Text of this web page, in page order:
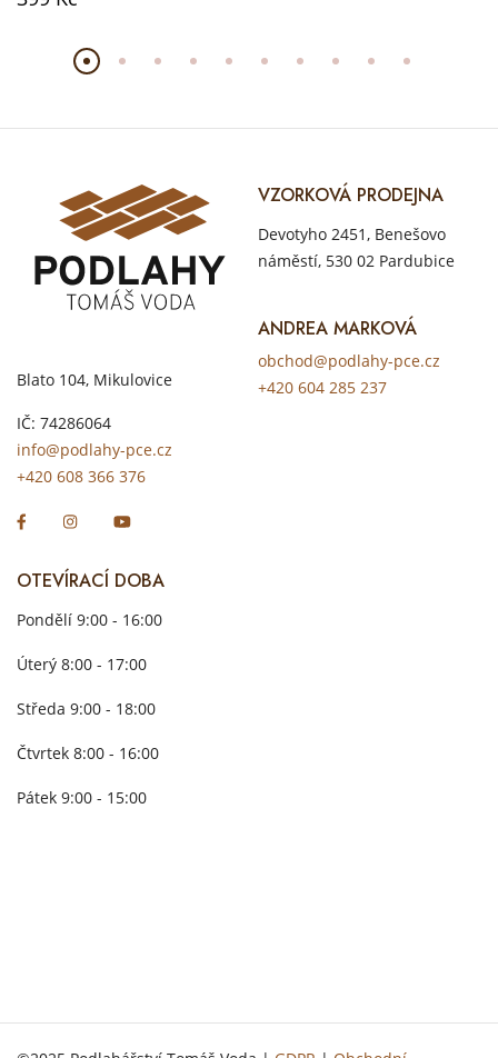
Blato 104, Mikulovice
IČ: 74286064
info@podlahy-pce.cz
+420 608 366 376
VZORKOVÁ PRODEJNA
Devotyho 2451, Benešovo
náměstí, 530 02 Pardubice
ANDREA MARKOVÁ
obchod@podlahy-pce.cz
+420 604 285 237
OTEVÍRACÍ DOBA
Pondělí 9:00 - 16:00
Úterý 8:00 - 17:00
Středa 9:00 - 18:00
Čtvrtek 8:00 - 16:00
Pátek 9:00 - 15:00